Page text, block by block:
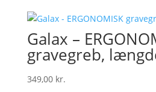
Galax –
gravegreb,
349,00 kr.